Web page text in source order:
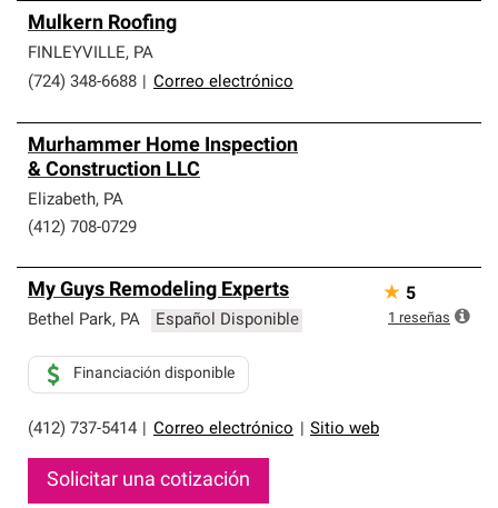
Mulkern Roofing
FINLEYVILLE, PA
(724) 348-6688
Correo electrónico
Murhammer Home Inspection
& Construction LLC
Elizabeth, PA
(412) 708-0729
My Guys Remodeling Experts
Bethel Park, PA Español Disponible
(412) 737-5414 Correo electrónico Sitio web
Financiación disponible
Solicitar una cotización
★ 5
1 reseñas